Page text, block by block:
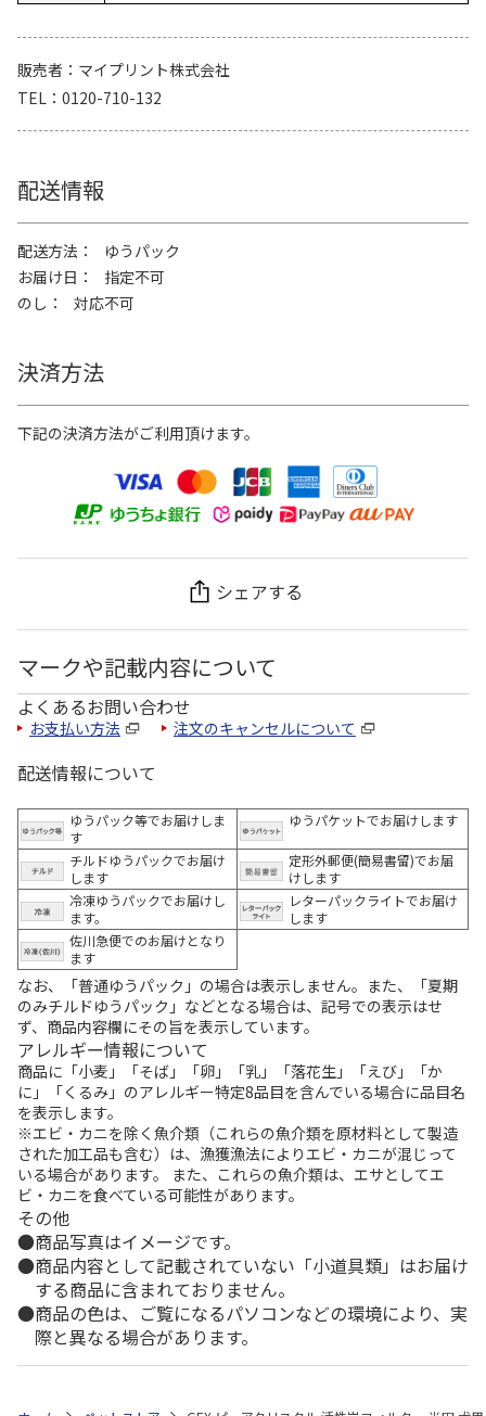
販売者
マイプリント株式会社
TEL
0120-710-132
配送情報
配送方法
ゆうパック
お届け日
指定不可
のし
対応不可
決済方法
下記の決済方法がご利用頂けます。
シェアする
マークや記載内容について
よくあるお問い合わせ
お支払い方法 注文のキャンセルについて
配送情報について
ゆうパック等でお届けしま
す
ゆうパケットでお届けします
チルドゆうパックでお届け
します
定形外郵便(簡易書留)でお届
けします
冷凍ゆうパックでお届けし
ます。
レターパックライトでお届け
します
佐川急便でのお届けとなり
ます
なお、「普通ゆうパック」の場合は表示しません。また、「夏期
のみチルドゆうパック」などとなる場合は、記号での表示はせ
ず、商品内容欄にその旨を表示しています。
アレルギー情報について
商品に「小麦」「そば」「卵」「乳」「落花生」「えび」「か
に」「くるみ」のアレルギー特定8品目を含んでいる場合に品目名
を表示します。
※エビ・カニを除く魚介類（これらの魚介類を原材料として製造
された加工品も含む）は、漁獲漁法によりエビ・カニが混じって
いる場合があります。 また、これらの魚介類は、エサとしてエ
ビ・カニを食べている可能性があります。
その他
商品写真はイメージです。
商品内容として記載されていない「小道具類」はお届け
する商品に含まれておりません。
商品の色は、ご覧になるパソコンなどの環境により、実
際と異なる場合があります。